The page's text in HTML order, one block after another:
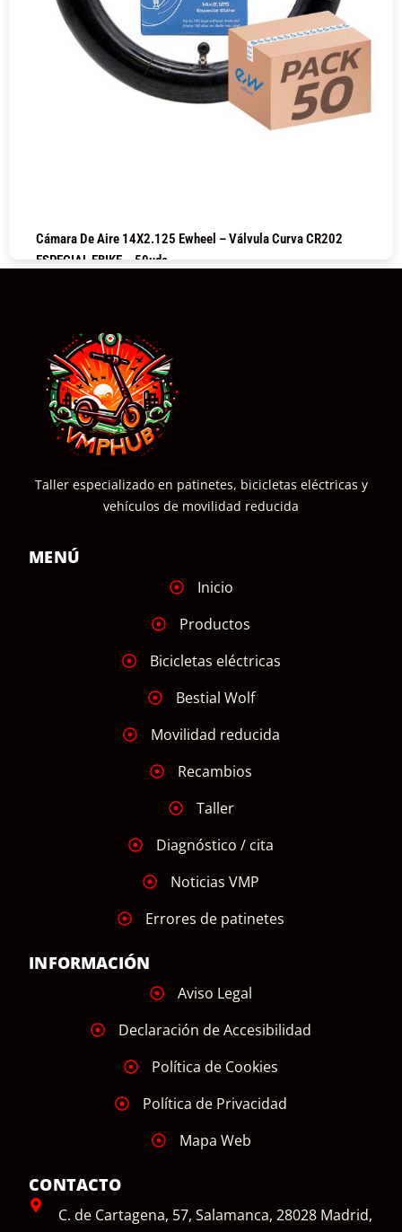
Cámara De Aire 14X2.125 Ewheel – Válvula Curva CR202
ESPECIAL EBIKE – 50uds
Taller especializado en patinetes, bicicletas eléctricas y
vehículos de movilidad reducida
MENÚ
Inicio
Productos
Bicicletas eléctricas
Bestial Wolf
Movilidad reducida
Recambios
Taller
Diagnóstico / cita
Noticias VMP
Errores de patinetes
INFORMACIÓN
Aviso Legal
Declaración de Accesibilidad
Política de Cookies
Política de Privacidad
Mapa Web
CONTACTO
C. de Cartagena, 57, Salamanca, 28028 Madrid,